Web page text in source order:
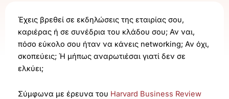
Έχεις βρεθεί σε εκδηλώσεις της εταιρίας σου,
καριέρας ή σε συνέδρια του κλάδου σου; Αν ναι,
πόσο εύκολο σου ήταν να κάνεις networking; Αν όχι,
σκοπεύεις; Ή μήπως αναρωτιέσαι γιατί δεν σε
ελκύει;
Σύμφωνα με έρευνα του Harvard Business Review